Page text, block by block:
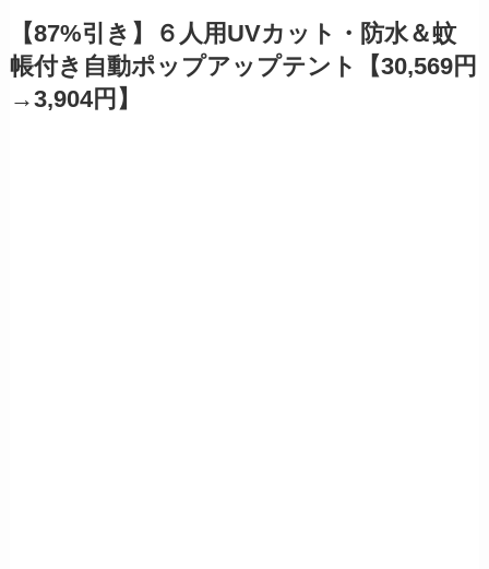
【87%引き】６人用UVカット・防水＆蚊
帳付き自動ポップアップテント【30,569円
→3,904円】